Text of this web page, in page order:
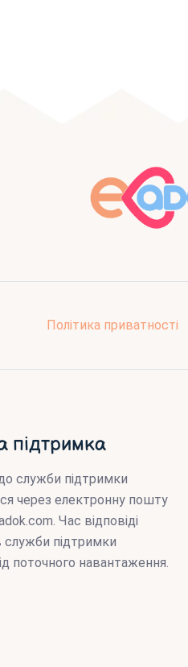
Політика приватності
підтримка
служби підтримки
через електронну пошту
. Час відповіді
служби підтримки
поточного навантаження.